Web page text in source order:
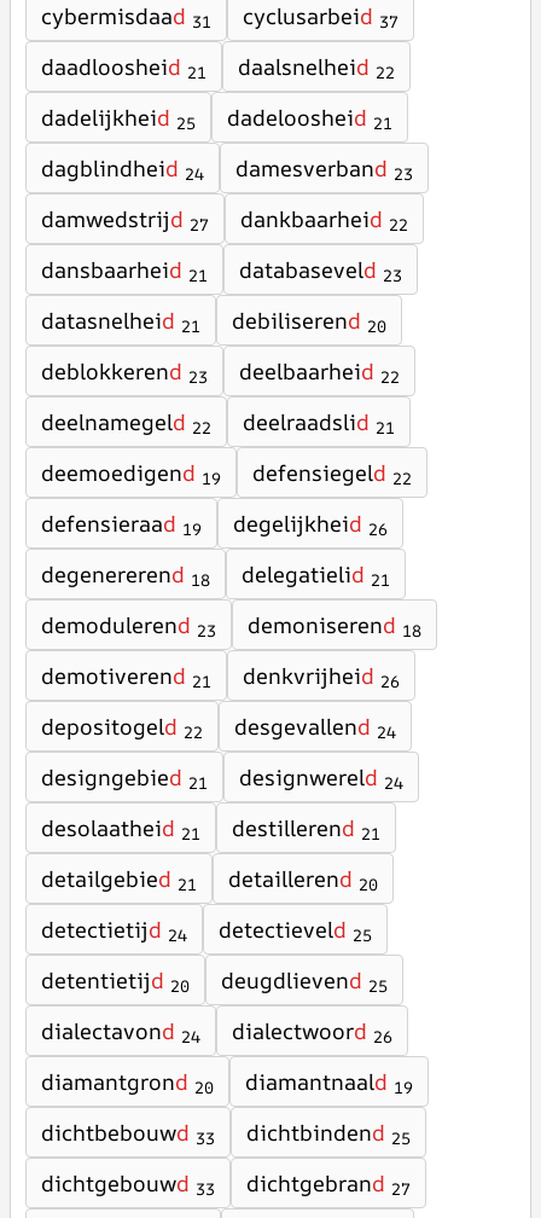
cybermisdaad 31 cyclusarbeid 37
daadloosheid 21 daalsnelheid 22
dadelijkheid 25 dadeloosheid 21
dagblindheid 24 damesverband 23
damwedstrijd 27 dankbaarheid 22
dansbaarheid 21 databaseveld 23
datasnelheid 21 debiliserend 20
deblokkerend 23 deelbaarheid 22
deelnamegeld 22 deelraadslid 21
deemoedigend 19 defensiegeld 22
defensieraad 19 degelijkheid 26
degenererend 18 delegatielid 21
demodulerend 23 demoniserend 18
demotiverend 21 denkvrijheid 26
depositogeld 22 desgevallend 24
designgebied 21 designwereld 24
desolaatheid 21 destillerend 21
detailgebied 21 detaillerend 20
detectietijd 24 detectieveld 25
detentietijd 20 deugdlievend 25
dialectavond 24 dialectwoord 26
diamantgrond 20 diamantnaald 19
dichtbebouwd 33 dichtbindend 25
dichtgebouwd 33 dichtgebrand 27